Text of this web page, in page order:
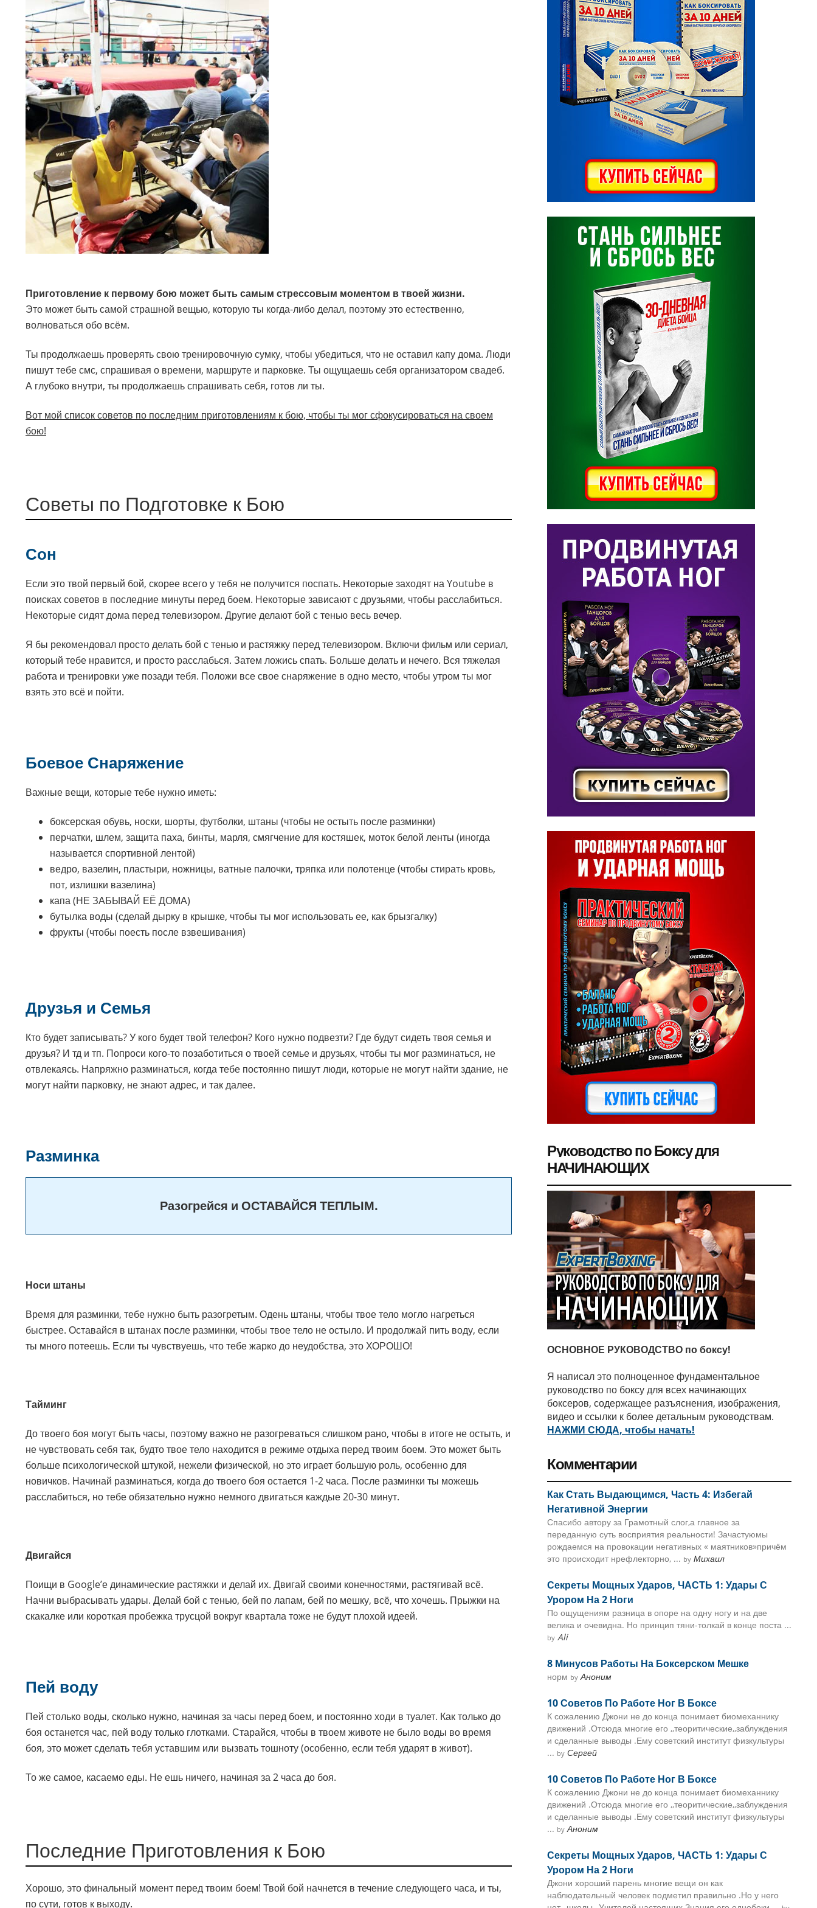
Приготовление к первому бою может быть самым стрессовым моментом в твоей жизни.
Это может быть самой страшной вещью, которую ты когда-либо делал, поэтому это естественно,
волноваться обо всём.
Ты продолжаешь проверять свою тренировочную сумку, чтобы убедиться, что не оставил капу дома. Люди
пишут тебе смс, спрашивая о времени, маршруте и парковке. Ты ощущаешь себя организатором свадеб.
А глубоко внутри, ты продолжаешь спрашивать себя, готов ли ты.
Вот мой список советов по последним приготовлениям к бою, чтобы ты мог сфокусироваться на своем
бою!
Советы по Подготовке к Бою
Сон
Если это твой первый бой, скорее всего у тебя не получится поспать. Некоторые заходят на Youtube в
поисках советов в последние минуты перед боем. Некоторые зависают с друзьями, чтобы расслабиться.
Некоторые сидят дома перед телевизором. Другие делают бой с тенью весь вечер.
Я бы рекомендовал просто делать бой с тенью и растяжку перед телевизором. Включи фильм или сериал,
который тебе нравится, и просто расслабься. Затем ложись спать. Больше делать и нечего. Вся тяжелая
работа и тренировки уже позади тебя. Положи все свое снаряжение в одно место, чтобы утром ты мог
взять это всё и пойти.
Боевое Снаряжение
Важные вещи, которые тебе нужно иметь:
боксерская обувь, носки, шорты, футболки, штаны (чтобы не остыть после разминки)
перчатки, шлем, защита паха, бинты, марля, смягчение для костяшек, моток белой ленты (иногда
называется спортивной лентой)
ведро, вазелин, пластыри, ножницы, ватные палочки, тряпка или полотенце (чтобы стирать кровь,
пот, излишки вазелина)
капа (НЕ ЗАБЫВАЙ ЕЁ ДОМА)
бутылка воды (сделай дырку в крышке, чтобы ты мог использовать ее, как брызгалку)
фрукты (чтобы поесть после взвешивания)
Друзья и Семья
Кто будет записывать? У кого будет твой телефон? Кого нужно подвезти? Где будут сидеть твоя семья и
друзья? И тд и тп. Попроси кого-то позаботиться о твоей семье и друзьях, чтобы ты мог разминаться, не
отвлекаясь. Напряжно разминаться, когда тебе постоянно пишут люди, которые не могут найти здание, не
могут найти парковку, не знают адрес, и так далее.
Разминка
Разогрейся и ОСТАВАЙСЯ ТЕПЛЫМ.
Носи штаны
Время для разминки, тебе нужно быть разогретым. Одень штаны, чтобы твое тело могло нагреться
быстрее. Оставайся в штанах после разминки, чтобы твое тело не остыло. И продолжай пить воду, если
ты много потеешь. Если ты чувствуешь, что тебе жарко до неудобства, это ХОРОШО!
Тайминг
До твоего боя могут быть часы, поэтому важно не разогреваться слишком рано, чтобы в итоге не остыть, и
не чувствовать себя так, будто твое тело находится в режиме отдыха перед твоим боем. Это может быть
больше психологической штукой, нежели физической, но это играет большую роль, особенно для
новичков. Начинай разминаться, когда до твоего боя остается 1-2 часа. После разминки ты можешь
расслабиться, но тебе обязательно нужно немного двигаться каждые 20-30 минут.
Двигайся
Поищи в Google’е динамические растяжки и делай их. Двигай своими конечностями, растягивай всё.
Начни выбрасывать удары. Делай бой с тенью, бей по лапам, бей по мешку, всё, что хочешь. Прыжки на
скакалке или короткая пробежка трусцой вокруг квартала тоже не будут плохой идеей.
Пей воду
Пей столько воды, сколько нужно, начиная за часы перед боем, и постоянно ходи в туалет. Как только до
боя останется час, пей воду только глотками. Старайся, чтобы в твоем животе не было воды во время
боя, это может сделать тебя уставшим или вызвать тошноту (особенно, если тебя ударят в живот).
То же самое, касаемо еды. Не ешь ничего, начиная за 2 часа до боя.
Последние Приготовления к Бою
Хорошо, это финальный момент перед твоим боем! Твой бой начнется в течение следующего часа, и ты,
по сути, готов к выходу.
Руководство по Боксу для
НАЧИНАЮЩИХ
ОСНОВНОЕ РУКОВОДСТВО по боксу!
Я написал это полноценное фундаментальное
руководство по боксу для всех начинающих
боксеров, содержащее разъяснения, изображения,
видео и ссылки к более детальным руководствам.
НАЖМИ СЮДА, чтобы начать!
Комментарии
Как Стать Выдающимся, Часть 4: Избегай
Негативной Энергии
Спасибо автору за Грамотный слог,а главное за
переданную суть восприятия реальности! Зачастуюмы
рождаемся на провокации негативных « маятников»причём
это происходит нрефлекторно, ... by Михаил
Секреты Мощных Ударов, ЧАСТЬ 1: Удары С
Урором На 2 Ноги
По ощущениям разница в опоре на одну ногу и на две
велика и очевидна. Но принцип тяни-толкай в конце поста ...
by Ali
8 Минусов Работы На Боксерском Мешке
норм by Аноним
10 Советов По Работе Ног В Боксе
К сожалению Джони не до конца понимает биомеханнику
движений .Отсюда многие его ,,теоритические,,заблуждения
и сделанные выводы .Ему советский институт физкультуры
... by Сергей
10 Советов По Работе Ног В Боксе
К сожалению Джони не до конца понимает биомеханнику
движений .Отсюда многие его ,,теоритические,,заблуждения
и сделанные выводы .Ему советский институт физкультуры
... by Аноним
Секреты Мощных Ударов, ЧАСТЬ 1: Удары С
Урором На 2 Ноги
Джони хороший парень многие вещи он как
наблюдательный человек подметил правильно .Но у него